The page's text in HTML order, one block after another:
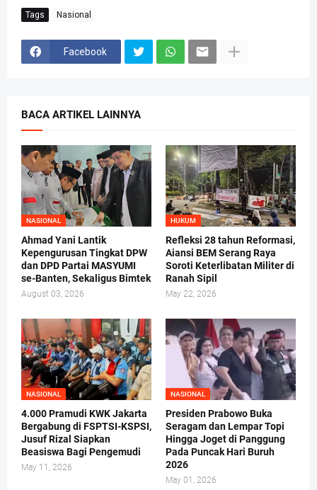
Tags Nasional
Facebook
BACA ARTIKEL LAINNYA
NASIONAL
Ahmad Yani Lantik
Kepengurusan Tingkat DPW
dan DPD Partai MASYUMI
se-Banten, Sekaligus Bimtek
August 03, 2026
HUKUM
Refleksi 28 tahun Reformasi,
Aiansi BEM Serang Raya
Soroti Keterlibatan Militer di
Ranah Sipil
May 22, 2026
NASIONAL
4.000 Pramudi KWK Jakarta
Bergabung di FSPTSI-KSPSI,
Jusuf Rizal Siapkan
Beasiswa Bagi Pengemudi
May 11, 2026
NASIONAL
Presiden Prabowo Buka
Seragam dan Lempar Topi
Hingga Joget di Panggung
Pada Puncak Hari Buruh
2026
May 01, 2026